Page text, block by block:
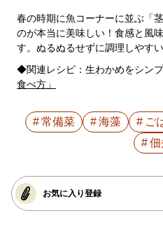
春の時期に魚コーナーに並ぶ「
のが本当に美味しい！食感と風
す。ぬるぬるせずに調理しやす
◆関連レシピ：生わかめをシンプ
食べ方」
常備菜 海藻 ご
佃
お気に入り登録